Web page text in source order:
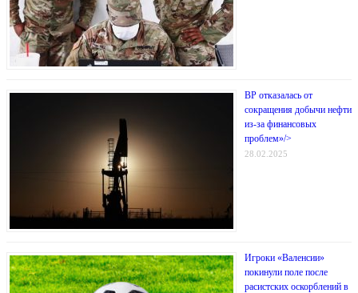
BP отказалась от
сокращения добычи нефти
из-за финансовых
проблем»/>
28.02.2025
Игроки «Валенсии»
покинули поле после
расистских оскорблений в